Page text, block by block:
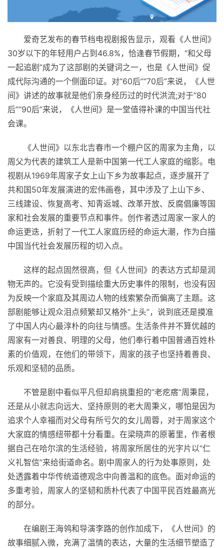
爱奇艺发布的春节档电视剧报告显示，观看《人世间》
30岁以下的年轻用户占到46.8%，恰逢春节假期，“和父母
一起追剧”成为了这部剧的关键词之一，也是《人世间》促
成代际沟通的一个侧面印证。对“60后”“70后”来说，《人世
间》讲述的故事就是他们亲身经历过的时代洪流;对于“80
后”“90后”来说，《人世间》是一堂值得补课的中国当代社
会课。
《人世间》以东北吉春市一个棚户区的周家为主角，以
周父为代表的建筑工人是新中国第一代工人家庭的缩影。电
视剧从1969年周家子女上山下乡为故事起点，逐步展开了
共和国50年发展演进的宏伟画卷，其中涉及了上山下乡、
三线建设、恢复高考、知青返城、 改革开放、反腐倡廉等国
家和社会发展的重要节点和事件。创作者透过周家一家人的
命运更迭，折射了一代工人家庭历经的命运大潮，作为白描
中国当代社会发展历程的切入点。
这样的起点固然很高，但《人世间》的表达方式却是润
物无声的。它没有受到描绘重大历史事件的限制，也没有因
为反映一个家庭及其周边人物的线索繁杂而偏离了主题。这
部剧能够让观众泪点频繁却又格外“上头”，说到底还是摸准
了中国人内心最淳朴的向往与情感。生活条件并不算优越的
周家有一对善良、明理的父母，他们奉行着中国普通百姓朴
素的价值观，在他们的带领下，周家的孩子也坚持着善良、
乐观和坚韧的品质。
不管是剧中看似平凡但却肩挑重担的“老疙瘩”周秉昆，
还是从小就志向远大、坚持原则的老大周秉义，哪怕是因为
追求个人幸福而对父母有所亏欠的女儿周蓉，对于周家这个
大家庭的情感纽带都十分看重。在梁晓声的原著里，作者根
据自己在哈尔滨的生活经验，将周家所居住的光字片以“仁
义礼智信”来给街道命名。剧中周家人的行为处事原则，处
处透露着中华传统道德观念中向善温和的底色。面对命运的
多重考验，周家人的坚韧和质朴代表了中国平民百姓最高光
的部分。
在编剧王海鸰和导演李路的创作加成下，《人世间》的
故事细腻入微，充满了温情的表达，大量的生活细节塑造了